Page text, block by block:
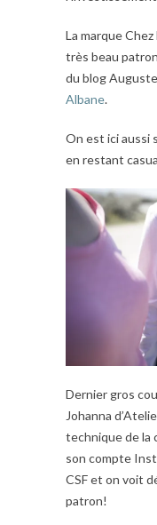
La marque
très beau
du blog
Albane.
On est ici aussi
en restant
Dernier gros
Johanna
technique de la
son compte
CSF et on voit
patron!